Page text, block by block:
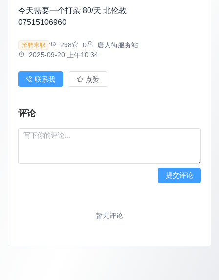
今天需要一个打杂 80/天 北伦敦
07515106960
招聘求职 298 0
唐人街服务站
2025-09-20 上午10:34
联系我 点赞
评论
提交评论
暂无评论